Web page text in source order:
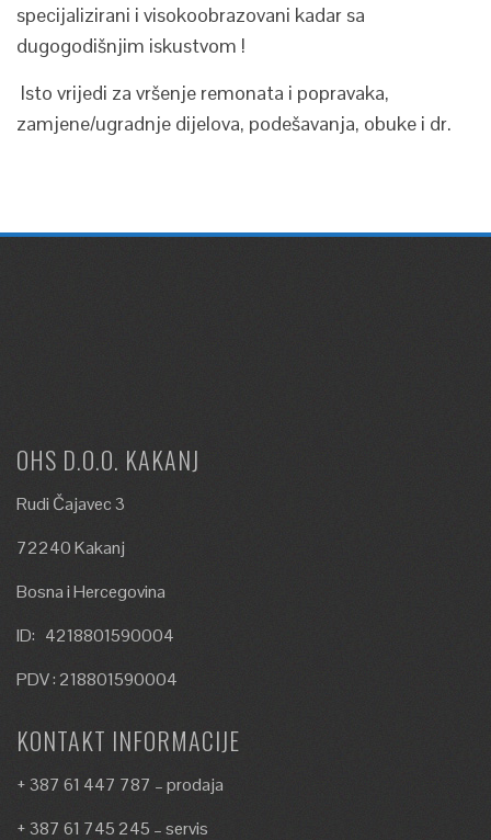
specijalizirani i visokoobrazovani kadar sa
dugogodišnjim iskustvom !
Isto vrijedi za vršenje remonata i popravaka,
zamjene/ugradnje dijelova, podešavanja, obuke i dr.
OHS D.O.O. KAKANJ
Rudi Čajavec 3
72240 Kakanj
Bosna i Hercegovina
ID: 4218801590004
PDV : 218801590004
KONTAKT INFORMACIJE
+ 387 61 447 787 – prodaja
+ 387 61 745 245 – servis